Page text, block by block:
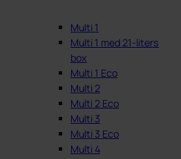
Multi 1
Multi 1 med 21-liters
box
Multi 1 Eco
Multi 2
Multi 2 Eco
Multi 3
Multi 3 Eco
Multi 4